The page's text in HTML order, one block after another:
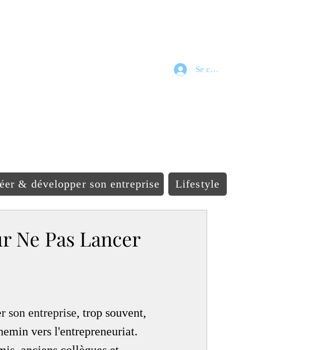
Se connecter
& développer son entreprise Lifestyle
Ne Pas Lancer
son entreprise, trop souvent,
vers l'entrepreneuriat.